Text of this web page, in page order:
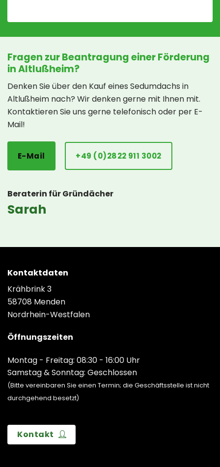
Fragen zur Beantragung einer Förderung
in Altlußheim?
Denken Sie über den Kauf eines Sedumdachs in
Altlußheim nach? Wir denken gerne mit Ihnen mit.
Kontaktieren Sie uns gerne telefonisch oder per E-
Mail!
E-Mail +49 (0)2822 911 3002
Beraterin für Gründächer
Sarah
Kontaktdaten
Krähbrink 3
58708 Menden
Nordrhein-Westfalen
Öffnungszeiten
Montag - Freitag: 08:30 - 16:00 Uhr
Samstag & Sonntag: Geschlossen
(Bitte vereinbaren Sie einen Termin; die Geschäftsstelle ist nicht
durchgehend besetzt)
Kontakt